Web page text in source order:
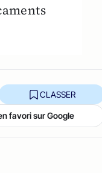
CLASSER
favori sur Google